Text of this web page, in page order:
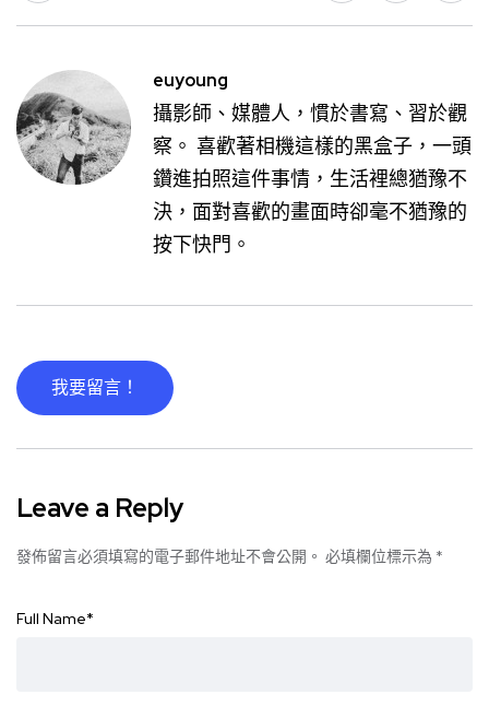
euyoung
攝影師、媒體人，慣於書寫、習於觀
察。 喜歡著相機這樣的黑盒子，一頭
鑽進拍照這件事情，生活裡總猶豫不
決，面對喜歡的畫面時卻毫不猶豫的
按下快門。
我要留言！
Leave a Reply
發佈留言必須填寫的電子郵件地址不會公開。 必填欄位標示為 *
Full Name*